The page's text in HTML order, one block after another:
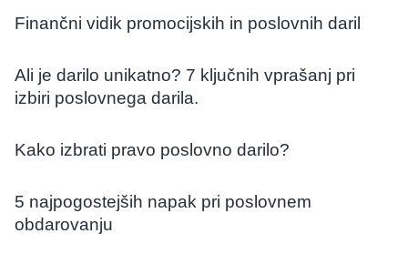
Finančni vidik promocijskih in poslovnih daril
Ali je darilo unikatno? 7 ključnih vprašanj pri
izbiri poslovnega darila.
Kako izbrati pravo poslovno darilo?
5 najpogostejših napak pri poslovnem
obdarovanju